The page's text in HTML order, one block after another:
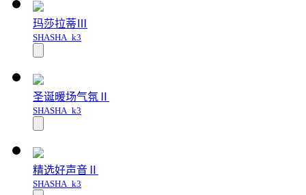
玛莎拉蒂Ⅲ
SHASHA_k3
圣诞暖场气氛Ⅱ
SHASHA_k3
精选好声音Ⅱ
SHASHA_k3